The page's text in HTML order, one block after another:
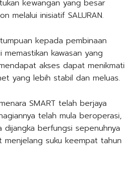
kewangan yang besar
melalui inisiatif SALURAN.
kepada pembinaan
memastikan kawasan yang
akses dapat menikmati
yang lebih stabil dan meluas.
SMART telah berjaya
telah mula beroperasi,
dijangka berfungsi sepenuhnya
suku keempat tahun